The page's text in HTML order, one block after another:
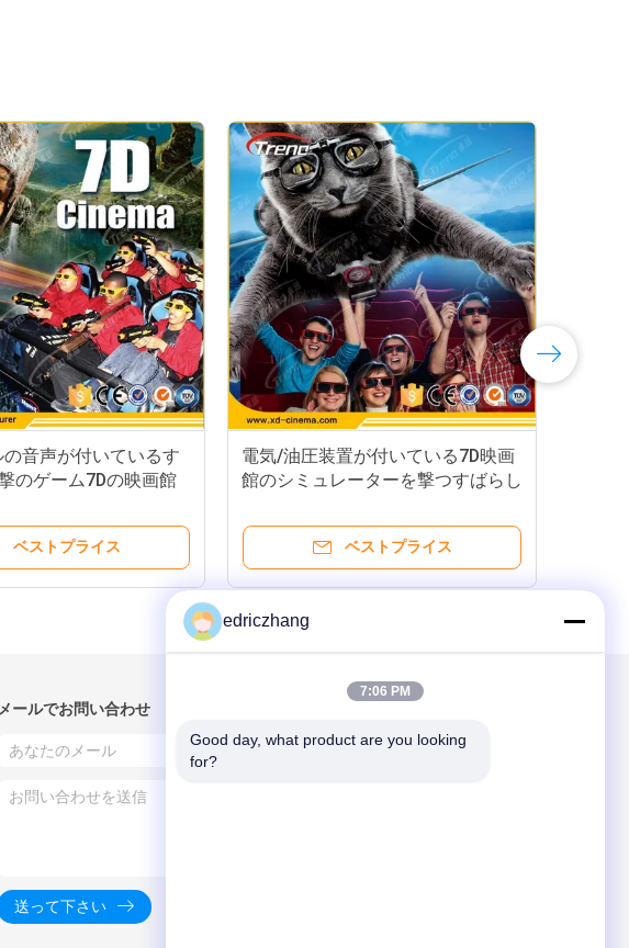
音声が付いているす
のゲーム7Dの映画館
ベストプライス
電気/油圧装置が付いている7D映画
館のシミュレーターを撃つすばらし
ベストプライス
メールでお問い合わせ
送って下さい
edriczhang
7:06 PM
Good day, what product are you looking
for?